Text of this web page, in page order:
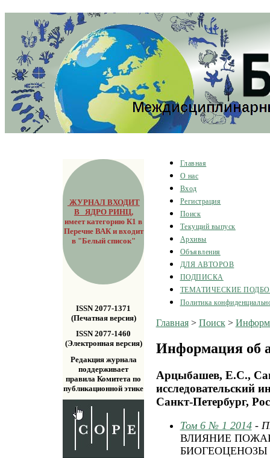
ЖУРНАЛ ВХОДИТ
В ЯДРО РИНЦ,
имеет категорию К1 в
Перечне ВАК и входит
в "Белый список"
ISSN 2077-1371
(Печатная версия)
ISSN 2077-1460
(Электронная версия)
Редакция журнала
поддерживает
правила Комитета по
публикационной этике
Главная
О нас
Вход
Регистрация
Поиск
Текущий выпуск
Архивы
Объявления
ДЛЯ АВТОРОВ
ПОДПИСКА
ТЕМАТИЧЕСКИЕ
Политика
Главная> Поиск>
Информация об
Арцыбашев, Е.С.,
исследовательский
Санкт-Петербург,
Том 6 № 1 2014-
ВЛИЯНИЕ
БИОГЕОЦЕНОЗЫ